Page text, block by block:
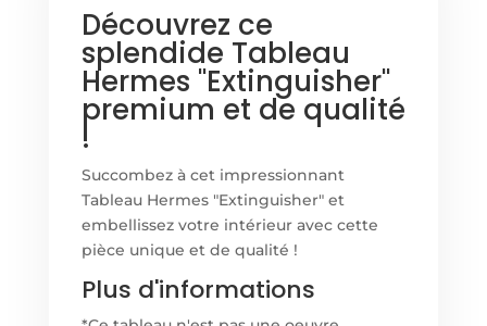
Découvrez ce
splendide Tableau
Hermes "Extinguisher"
premium et de qualité
!
Succombez à cet impressionnant
Tableau Hermes "Extinguisher" et
embellissez votre intérieur avec cette
pièce unique et de qualité !
Plus d'informations